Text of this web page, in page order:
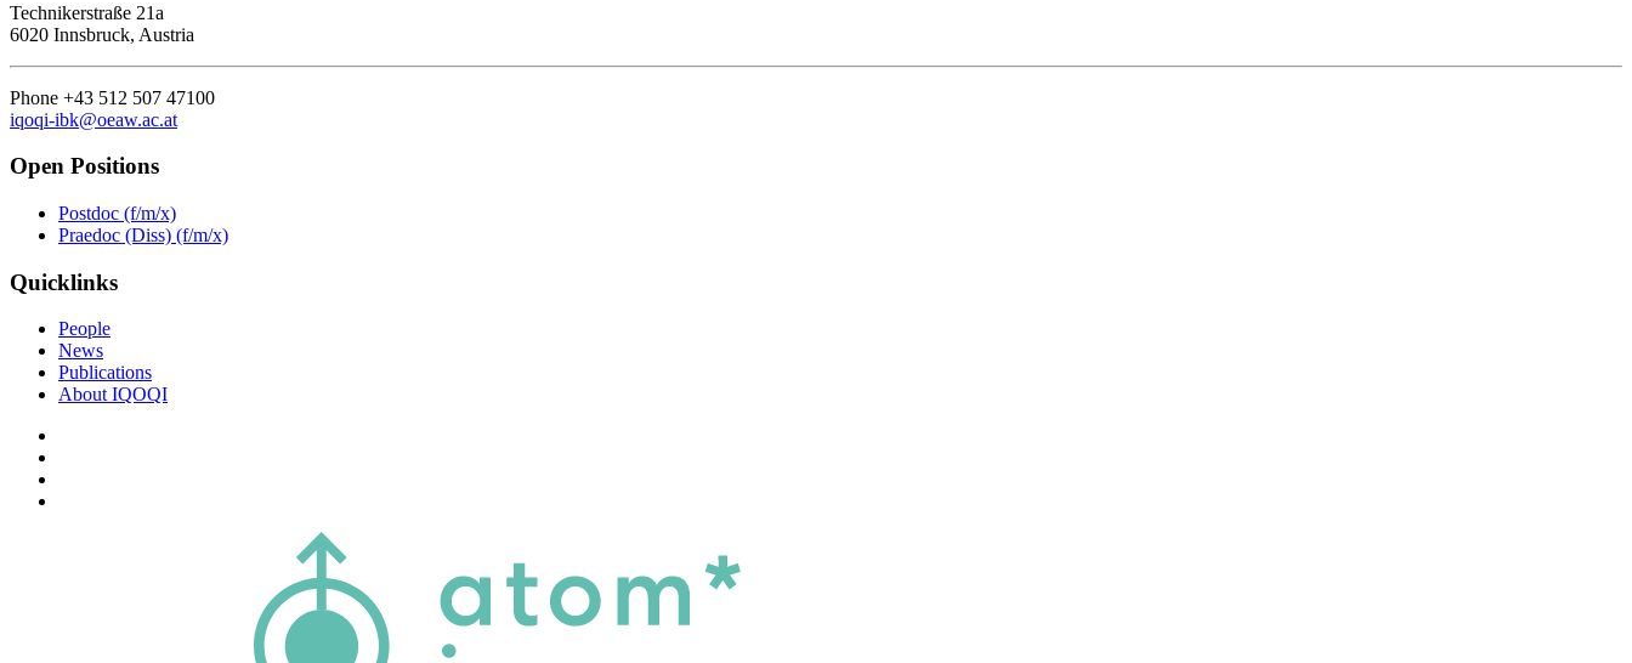
Technikerstraße 21a
6020 Innsbruck, Austria
Phone +43 512 507 47100
iqoqi-ibk@oeaw.ac.at
Open Positions
Postdoc (f/m/x)
Praedoc (Diss) (f/m/x)
Quicklinks
People
News
Publications
About IQOQI